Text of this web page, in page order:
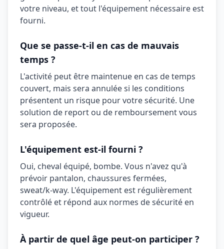
votre niveau, et tout l'équipement nécessaire est
fourni.
Que se passe-t-il en cas de mauvais
temps ?
L'activité peut être maintenue en cas de temps
couvert, mais sera annulée si les conditions
présentent un risque pour votre sécurité. Une
solution de report ou de remboursement vous
sera proposée.
L'équipement est-il fourni ?
Oui, cheval équipé, bombe. Vous n'avez qu'à
prévoir pantalon, chaussures fermées,
sweat/k‑way. L'équipement est régulièrement
contrôlé et répond aux normes de sécurité en
vigueur.
À partir de quel âge peut-on participer ?